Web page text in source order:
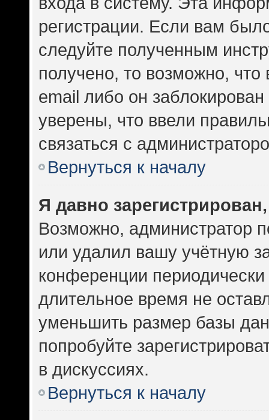
регистрации. Если вам
следуйте полученным
получено, то возможно,
email либо он
уверены, что ввели
связаться с
Вернуться к началу
Я давно
Возможно, администратор
или удалил вашу учётную
конференции
длительное время не
уменьшить размер базы
попробуйте
в дискуссиях.
Вернуться к началу